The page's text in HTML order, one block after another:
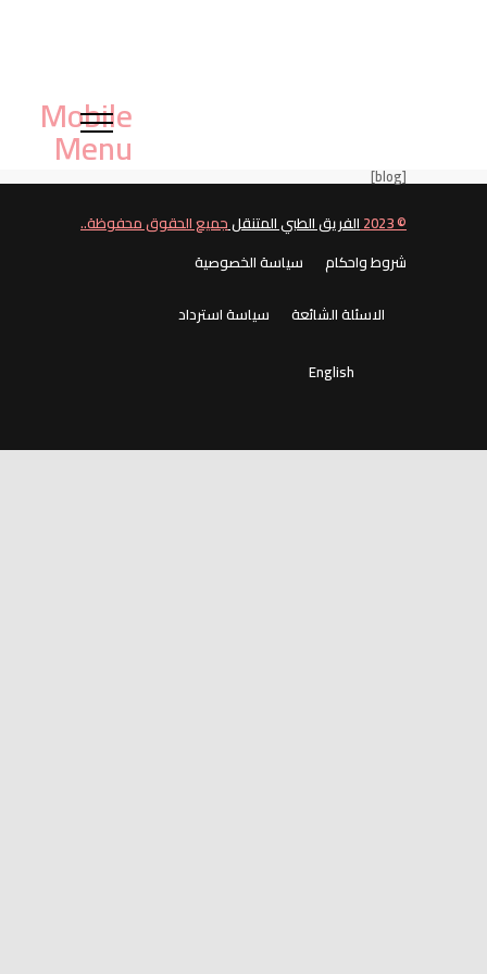
[blog]
© 2023
الفريق الطبي المتنقلجميع الحقوق محفوظة..
شروط واحكام
سياسة الخصوصية
الاسئلة الشائعة
سياسة استرداد
English